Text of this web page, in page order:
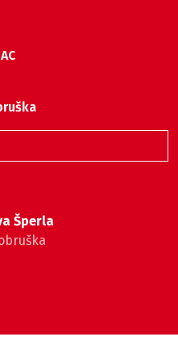
Šperla